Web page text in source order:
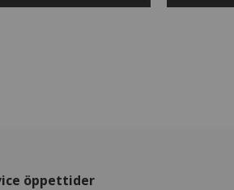
öppettider